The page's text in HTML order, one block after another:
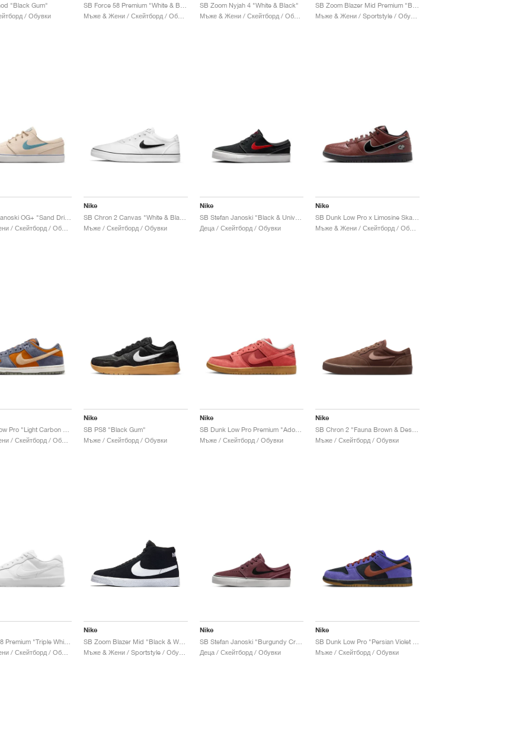
"Black Gum"
/ Обувки
Мъже & Жени / Скейтборд / Обувки
SB Zoom Nyjah 4 "White & Black"
Мъже & Жени / Скейтборд / Обувки
Nike
Мъже / Скейтборд / Обувки
Nike
Деца / Скейтборд / Обувки
Nike
Nike
SB PS8 "Black Gum"
Мъже / Скейтборд / Обувки
Nike
SB Dunk Low Pro Premium "Adobe"
Мъже / Скейтборд / Обувки
Nike
Мъже / Скейтборд / Обувки
Nike
SB Zoom Blazer Mid "Black & White"
Мъже & Жени / Sportstyle / Обувки
Nike
SB Stefan Janoski "Burgundy Crush"
Деца / Скейтборд / Обувки
Nike
Мъже / Скейтборд / Обувки